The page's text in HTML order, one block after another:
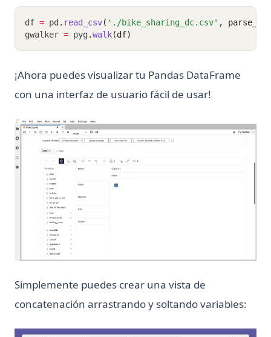
df = pd . read_csv( './bike_sharing_dc.csv' ,
gwalker = pyg .walk(df)
¡Ahora puedes visualizar tu Pandas DataFrame
con una interfaz de usuario fácil de usar!
Simplemente puedes crear una vista de
concatenación arrastrando y soltando variables: